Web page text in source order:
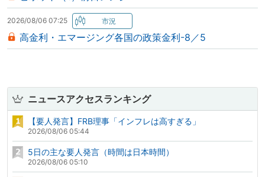
2026/08/06 07:25
高金利・エマージング各国の政策金利-8／5
ニュースアクセスランキング
【要人発言】FRB理事「インフレは高すぎる」
2026/08/06 05:44
5日の主な要人発言（時間は日本時間）
2026/08/06 05:10